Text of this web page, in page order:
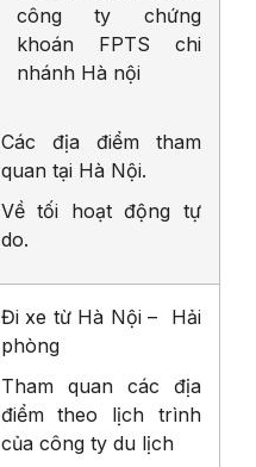
công ty chứng
khoán FPTS chi
nhánh Hà nội
Các địa điểm tham
quan tại Hà Nội.
Về tối hoạt động tự
do.
Đi xe từ Hà Nội – Hải
phòng
Tham quan các địa
điểm theo lịch trình
của công ty du lịch